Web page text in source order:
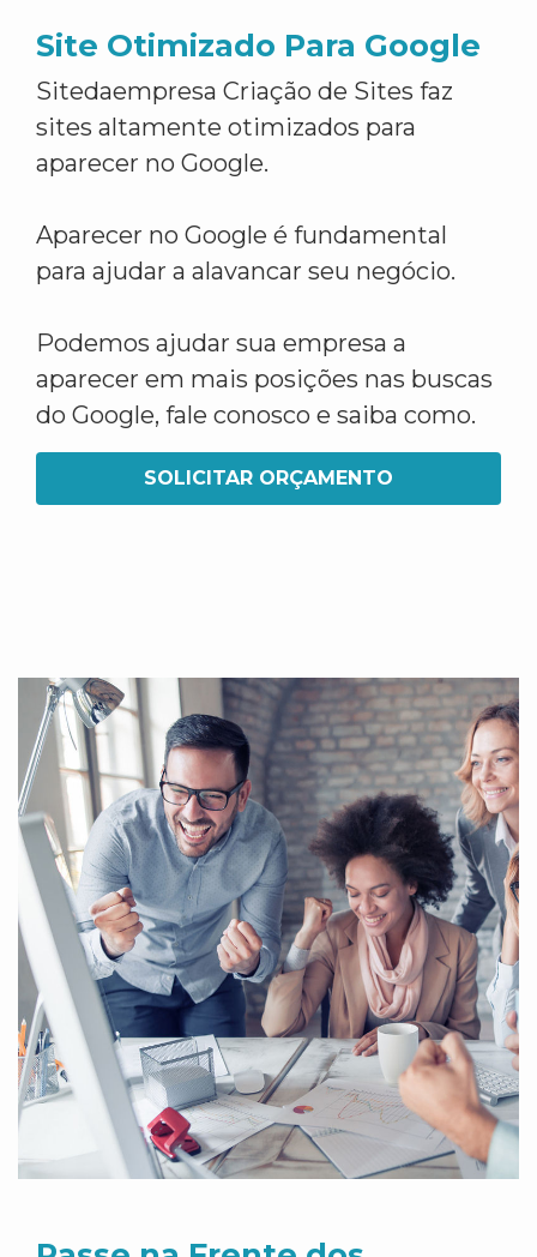
Site Otimizado Para Google
Sitedaempresa Criação de Sites faz
sites altamente otimizados para
aparecer no Google.
Aparecer no Google é fundamental
para ajudar a alavancar seu negócio.
Podemos ajudar sua empresa a
aparecer em mais posições nas buscas
do Google, fale conosco e saiba como.
SOLICITAR ORÇAMENTO